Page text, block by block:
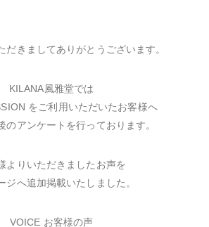
だきましてありがとうございます。
KILANA風雅堂では
をご利用いただいたお客様へ
のアンケートを行っております。
よりいただきましたお声を
ジへ追加掲載いたしました。
VOICE お客様の声